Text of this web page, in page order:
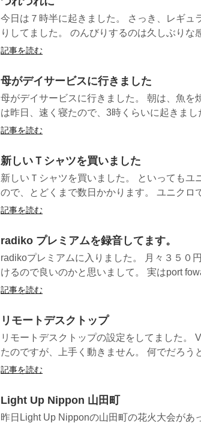
今日は７時半に起きました。 さっき、レギュ
りしてました。 のんびりするのは久しぶりな
記事を読む
母がデイサービスに行きました
母がデイサービスに行きました。 朝は、魚を
は昨日、速く寝たので、3時くらいに起きま
記事を読む
新しいＴシャツを買いました
新しいＴシャツを買いました。 といってもユ
ので、とどくまで数日かかります。 ユニクロ
記事を読む
radiko プレミアムを録音してます。
radikoプレミアムに入りました。 月々３５０
けるので良いのかと思いまして。 実はport
記事を読む
リモートデスクトップ
リモートデスクトップの設定をしてました。
たのですが、上手く動きません。 何でだろう
記事を読む
Light Up Nippon 山田町
昨日Light Up Nipponの山田町の花火大会があ